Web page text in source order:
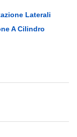
Laterali
A Cilindro